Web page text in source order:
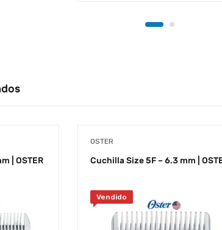
| OSTER
OSTER
Cuchilla Size 5F – 6.3 mm |
Vendido